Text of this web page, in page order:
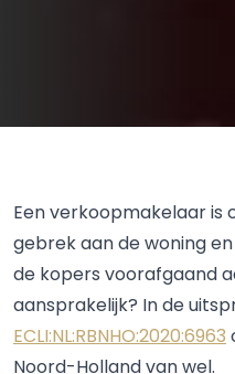
Een verkoopmakelaar is
gebrek aan de woning
de kopers voorafgaand
aansprakelijk? In de
ECLI:NL:RBNHO:2020:6963
Noord-Holland van wel.